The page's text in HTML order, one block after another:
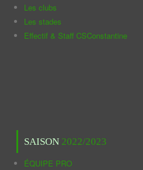
Les clubs
Les stades
Effectif & Staff CSConstantine
SAISON 2022/2023
ÉQUIPE PRO